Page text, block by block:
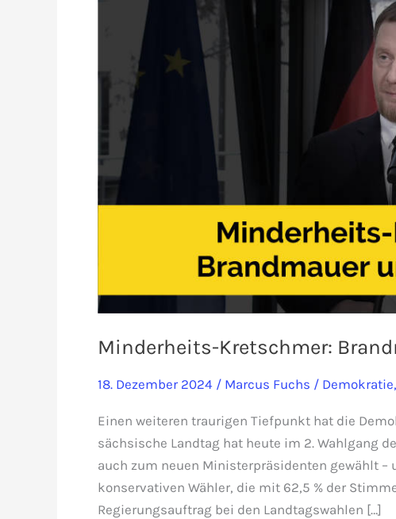
Minderheits-Kretschmer:
18. Dezember 2024 / Marcus Fuchs / Demokratie,
Einen weiteren traurigen Tiefpunkt hat die
sächsische Landtag hat heute im 2. Wahlgang
auch zum neuen Ministerpräsidenten gewählt
konservativen Wähler, die mit 62,5 % der
Regierungsauftrag bei den Landtagswahlen […]